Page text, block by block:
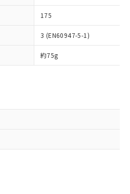
175
3 (EN60947-5-1)
約75g
ェブサイト上で当社にご
品リストについて、当社
共同利用者が、当社の製
に関するお客様との取
要な範囲で利用すること
ダウンロード
書をダウンロードするこ
物質）の非含有証明書
。
フタル酸エステル類４
混在することから備考
キャンセル